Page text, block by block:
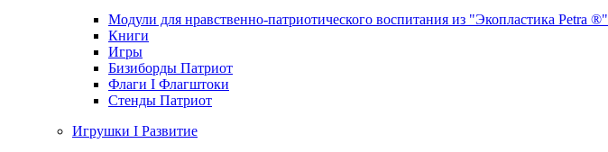
Модули для нравственно-патриотического воспитания из "Экопластика Petra ®"
Книги
Игры
Бизиборды Патриот
Флаги I Флагштоки
Стенды Патриот
Игрушки I Развитие